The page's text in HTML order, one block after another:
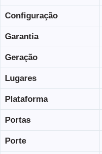
Configuração
Garantia
Geração
Lugares
Plataforma
Portas
Porte